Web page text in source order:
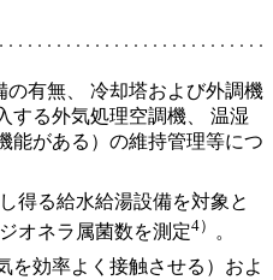
有無、 冷却塔および外調機
する外気処理空調機、 温湿
能がある）の維持管理等につ
得る給水給湯設備を対象と
オネラ属菌数を測定4）
。
を効率よく接触させる）およ